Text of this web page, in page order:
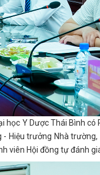
Y Dược Thái Bình có
- Hiệu trưởng Nhà
viên Hội đồng tự đánh